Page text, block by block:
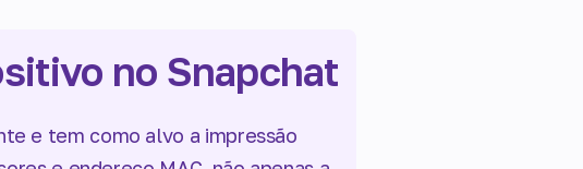
no Snapchat
e tem como alvo a impressão